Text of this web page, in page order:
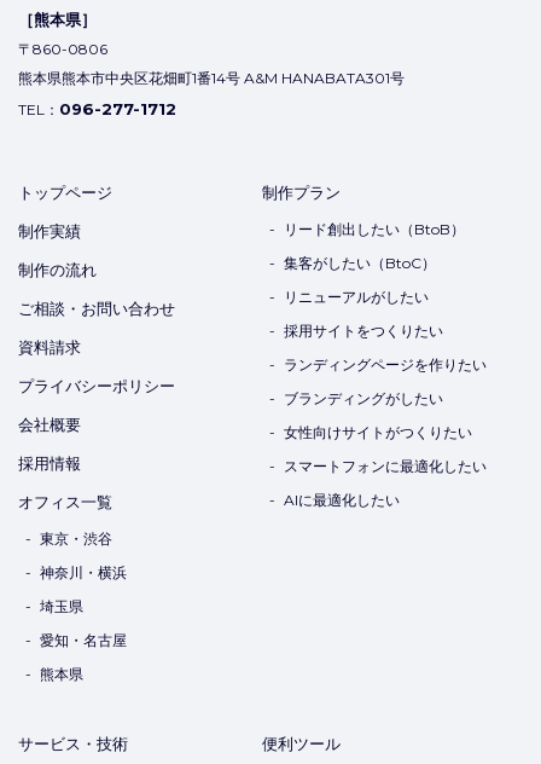
［熊本県］
〒860-0806
熊本県熊本市中央区花畑町1番14号 A&M HANABATA301号
TEL： 096-277-1712
トップページ
制作実績
制作の流れ
ご相談・お問い合わせ
資料請求
プライバシーポリシー
会社概要
採用情報
オフィス一覧
東京・渋谷
神奈川・横浜
埼玉県
愛知・名古屋
熊本県
制作プラン
リード創出したい（BtoB）
集客がしたい（BtoC）
リニューアルがしたい
採用サイトをつくりたい
ランディングページを作りたい
ブランディングがしたい
女性向けサイトがつくりたい
スマートフォンに最適化したい
AIに最適化したい
サービス・技術 便利ツール